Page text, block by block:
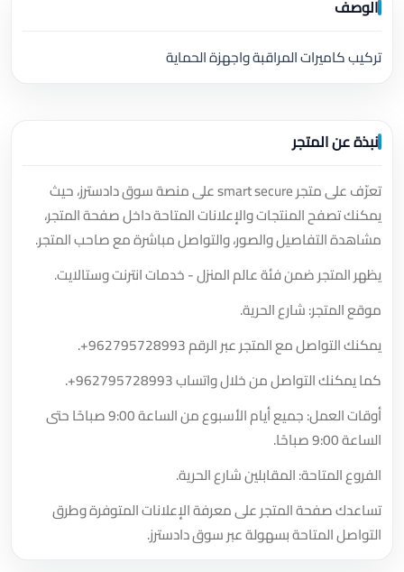
الوصف
تركيب كاميرات المراقبة واجهزة الحماية
نبذة عن المتجر
تعرّف على متجر smart secure على منصة سوق دادسترز، حيث
يمكنك تصفح المنتجات والإعلانات المتاحة داخل صفحة المتجر،
مشاهدة التفاصيل والصور، والتواصل مباشرة مع صاحب المتجر.
يظهر المتجر ضمن فئة عالم المنزل - خدمات انترنت وستالايت.
موقع المتجر: شارع الحرية.
يمكنك التواصل مع المتجر عبر الرقم+962795728993
.
كما يمكنك التواصل من خلال واتساب+962795728993
.
أوقات العمل: جميع أيام الأسبوع من الساعة 9:00 صباحًا حتى
الساعة 9:00 صباحًا.
الفروع المتاحة: المقابلين شارع الحرية.
تساعدك صفحة المتجر على معرفة الإعلانات المتوفرة وطرق
التواصل المتاحة بسهولة عبر سوق دادسترز.